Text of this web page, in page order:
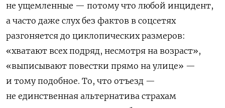
не ущемленные — потому что любой инцидент,
а часто даже слух без фактов в соцсетях
разгоняется до циклопических размеров:
«хватают всех подряд, несмотря на возраст»,
«выписывают повестки прямо на улице» —
и тому подобное. То, что отъезд —
не единственная альтернатива страхам